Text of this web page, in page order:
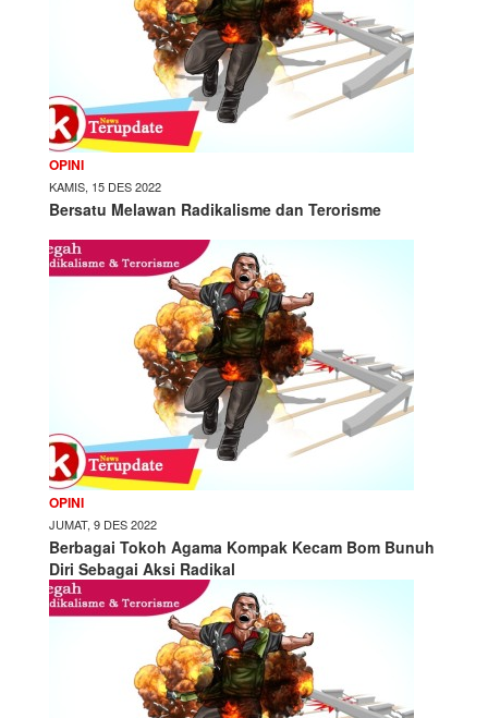
OPINI
KAMIS, 15 DES 2022
Bersatu Melawan Radikalisme dan Terorisme
OPINI
JUMAT, 9 DES 2022
Berbagai Tokoh Agama Kompak Kecam Bom Bunuh
Diri Sebagai Aksi Radikal